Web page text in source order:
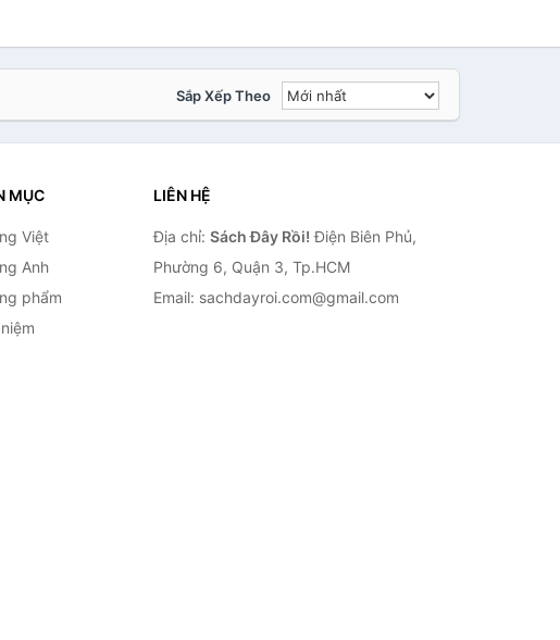
Sắp Xếp Theo
MỤC
Việt
Anh
phẩm
LIÊN HỆ
Địa chỉ: Sách Đây Rồi! Điện Biên Phủ,
Phường 6, Quận 3, Tp.HCM
Email: sachdayroi.com@gmail.com